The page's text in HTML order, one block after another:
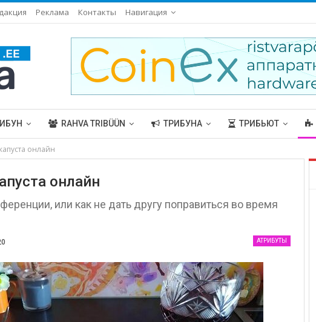
Реклама Контакты Навигация
RAHVA TRIBÜÜN ТРИБУНА ТРИБЬЮТ
онлайн
онлайн
или как не дать другу поправиться во время
АТРИБУТЫ